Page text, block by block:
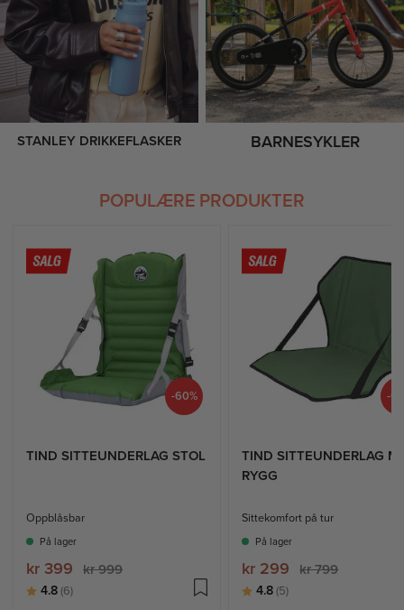
STANLEY DRIKKEFLASKER BARNESYKLER
POPULÆRE PRODUKTER
-60%
TIND SITTEUNDERLAG STOL
Oppblåsbar
På lager
kr 399 kr 999
Karakter:
4.8(6)av 5 mulige
-
TIND SITTEUNDERLAG
RYGG
Sittekomfort på tur
På lager
kr 299 kr 799
Karakter:
4.8 (5)